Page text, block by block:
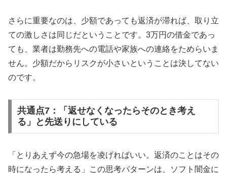
さらに重要なのは、少額であっても返済が滞れば、取り立
ての激しさは同じだということです。3万円の借金であっ
ても、業者は勤務先への電話や家族への連絡をためらいま
せん。少額だからリスクが小さいということは決してない
のです。
共通点7：「返せなくなったらそのとき考え
る」と先送りにしている
「とりあえず今の急場を凌げればいい。返済のことはその
時になったら考える」この思考パターンは、ソフト闇金に